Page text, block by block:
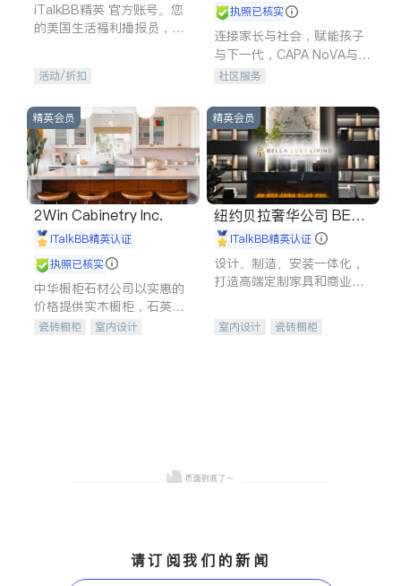
iTalkBB精英 官方账号。您
的美国生活福利播报员，精
专属福利。
活动/折扣
执照已核实
连接家长与社会，赋能孩子
与下一代，CAPA NoVA与您
携手建设包容、公平、充满
社区服务
精英会员
2Win Cabinetry Inc.
iTalkBB精英认证
执照已核实
中华橱柜石材公司以实惠的
价格提供实木橱柜，石英石
台面，多种优质不锈钢水
瓷砖橱柜
室内设计
精英会员
纽约贝拉奢华公司 BELL
A LUXE
iTalkBB精英认证
设计、制造、安装一体化，
打造高端定制家具和商业空
室内设计
瓷砖橱柜
请订阅我们的新闻